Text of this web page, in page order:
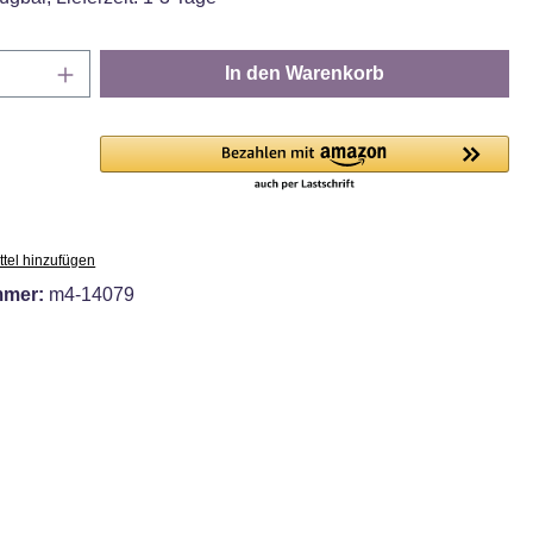
Anzahl: Gib den gewünschten Wert ein
In den Warenkorb
hinzufügen
m4-14079